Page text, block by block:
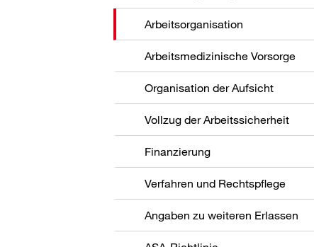
Arbeitsorganisation
Arbeitsmedizinische Vorsorge
Organisation der Aufsicht
Vollzug der Arbeitssicherheit
Finanzierung
Verfahren und Rechtspflege
Angaben zu weiteren Erlassen